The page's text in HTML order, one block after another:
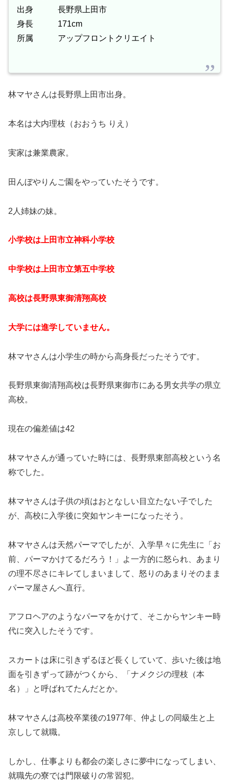
出身 長野県上田市
身長 171cm
所属 アップフロントクリエイト
林マヤさんは長野県上田市出身。
本名は大内理枝（おおうち りえ）
実家は兼業農家。
田んぼやりんご園をやっていたそうです。
2人姉妹の妹。
小学校は上田市立神科小学校
中学校は上田市立第五中学校
高校は長野県東御清翔高校
大学には進学していません。
林マヤさんは小学生の時から高身長だったそうです。
長野県東御清翔高校は長野県東御市にある男女共学の県立
高校。
現在の偏差値は42
林マヤさんが通っていた時には、長野県東部高校という名
称でした。
林マヤさんは子供の頃はおとなしい目立たない子でした
が、高校に入学後に突如ヤンキーになったそう。
林マヤさんは天然パーマでしたが、入学早々に先生に「お
前、パーマかけてるだろう！」よ一方的に怒られ、あまり
の理不尽さにキレてしまいまして、怒りのあまりそのまま
パーマ屋さんへ直行。
アフロヘアのようなパーマをかけて、そこからヤンキー時
代に突入したそうです。
スカートは床に引きずるほど長くしていて、歩いた後は地
面を引きずって跡がつくから、「ナメクジの理枝（本
名）」と呼ばれてたんだとか。
林マヤさんは高校卒業後の1977年、仲よしの同級生と上
京しして就職。
しかし、仕事よりも都会の楽しさに夢中になってしまい、
就職先の寮では門限破りの常習犯。